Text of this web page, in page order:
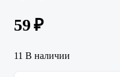
59₽
11 В наличии